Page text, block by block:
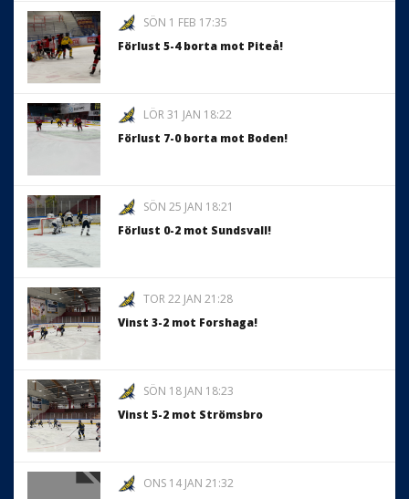
SÖN 1 FEB 17:35
Förlust 5-4 borta mot Piteå!
LÖR 31 JAN 18:22
Förlust 7-0 borta mot Boden!
SÖN 25 JAN 18:21
Förlust 0-2 mot Sundsvall!
TOR 22 JAN 21:28
Vinst 3-2 mot Forshaga!
SÖN 18 JAN 18:23
Vinst 5-2 mot Strömsbro
ONS 14 JAN 21:32